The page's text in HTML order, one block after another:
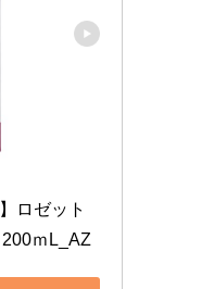
ロゼット
ｍL_AZ